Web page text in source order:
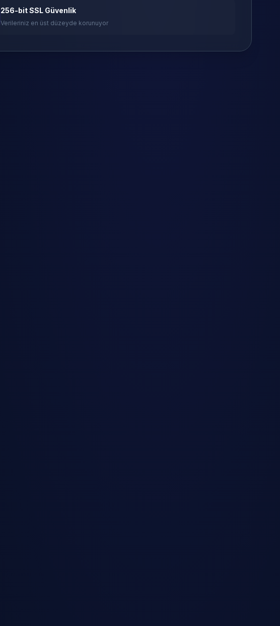
256-bit SSL Güvenlik
Verileriniz en üst düzeyde korunuyor